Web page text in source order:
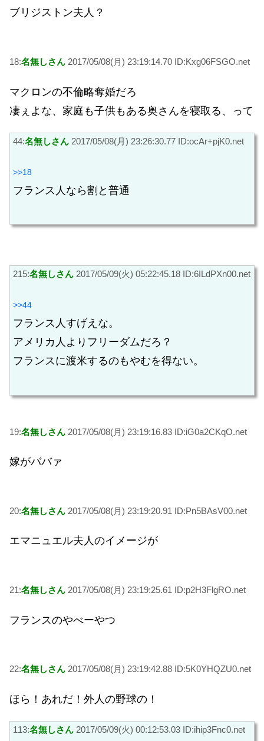
ブリジストン夫人？
18:名無しさん 2017/05/08(月) 23:19:14.70 ID:Kxg06FSGO.net
マクロンの不倫略奪婚だろ
凄ぇよな、家庭も子供もある奥さんを寝取る、って
44:名無しさん 2017/05/08(月) 23:26:30.77 ID:ocAr+pjK0.net
>>18
フランス人なら割と普通
215:名無しさん 2017/05/09(火) 05:22:45.18 ID:6ILdPXn00.net
>>44
フランス人すげえな。
アメリカ人よりフリーダムだろ？
フランスに渡米するのもやむを得ない。
19:名無しさん 2017/05/08(月) 23:19:16.83 ID:iG0a2CKqO.net
嫁がババァ
20:名無しさん 2017/05/08(月) 23:19:20.91 ID:Pn5BAsV00.net
エマニュエル夫人のイメージが
21:名無しさん 2017/05/08(月) 23:19:25.61 ID:p2H3FlgRO.net
フランスのやべーやつ
22:名無しさん 2017/05/08(月) 23:19:42.88 ID:5K0YHQZU0.net
ほら！あれだ！外人の野球の！
113:名無しさん 2017/05/09(火) 00:12:53.03 ID:ihip3Fnc0.net